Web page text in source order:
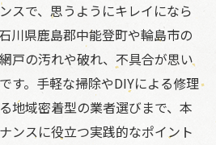
スで、思うようにキレイになら
川県鹿島郡中能登町や輪島市の
戸の汚れや破れ、不具合が思い
す。手軽な掃除やDIYによる修理
地域密着型の業者選びまで、本
ンスに役立つ実践的なポイント